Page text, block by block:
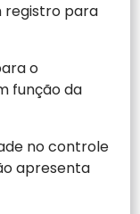
registro para
o
função da
no controle
apresenta